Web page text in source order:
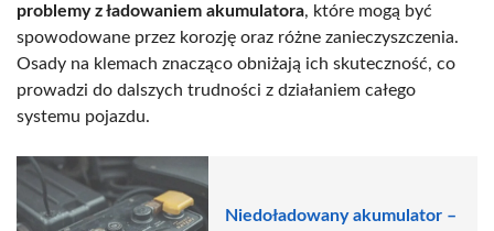
problemy z ładowaniem akumulatora, które mogą być
spowodowane przez korozję oraz różne zanieczyszczenia.
Osady na klemach znacząco obniżają ich skuteczność, co
prowadzi do dalszych trudności z działaniem całego
systemu pojazdu.
Niedoładowany akumulator –